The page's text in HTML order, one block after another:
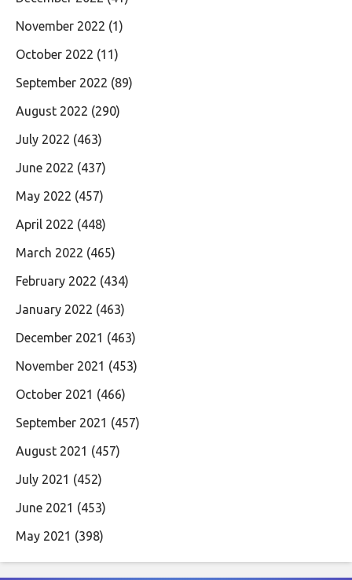
November 2022 (1)
October 2022 (11)
September 2022 (89)
August 2022 (290)
July 2022 (463)
June 2022 (437)
May 2022 (457)
April 2022 (448)
March 2022 (465)
February 2022 (434)
January 2022 (463)
December 2021 (463)
November 2021 (453)
October 2021 (466)
September 2021 (457)
August 2021 (457)
July 2021 (452)
June 2021 (453)
May 2021 (398)